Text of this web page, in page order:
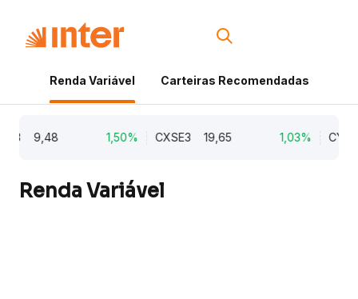
Renda Variável Carteiras Recomendadas
9,48 1,50% CXSE3 19,65 1,03% CYRE3
Renda Variável